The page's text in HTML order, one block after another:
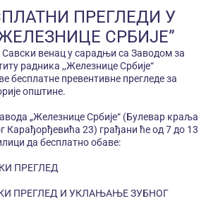
ПРЕГЛЕДИ У
СРБИЈЕ”
венац у сарадњи са Заводом за
радника ,,Железнице Србије“
бесплатне превентивне прегледе за
општине.
„Железнице Србије“ (Булевар краља
Карађорђевића 23) грађани ће од 7 до 13
да бесплатно обаве:
ПРЕГЛЕД
ПРЕГЛЕД И УКЛАЊАЊЕ ЗУБНОГ